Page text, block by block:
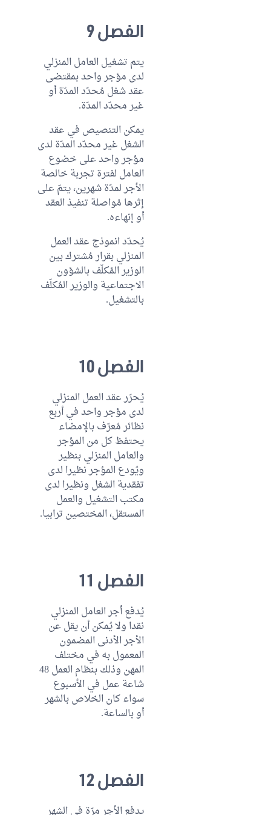
الفصل 9
يتم تشغيل العامل المنزلي
لدى مؤجر واحد بمقتضى
عقد شغل مُحدّد المدّة أو
غير محدّد المدّة.
يمكن التنصيص في عقد
الشغل غير محدّد المدّة لدى
مؤجر واحد على خضوع
العامل لفترة تجربة خالصة
الأجر لمدّة شهرين، يتمّ على
إثرها مُواصلة تنفيذ العقد
أو إنهاءه.
يُحدّد انموذج عقد العمل
المنزلي بقرار مُشترك بين
الوزير المُكلّف بالشؤون
الاجتماعية والوزير المُكلّف
بالتشغيل.
الفصل 10
يُحرّر عقد العمل المنزلي
لدى مؤجر واحد في أربع
نظائر مُعرّف بالإمضاء
يحتفظ كل من المؤجر
والعامل المنزلي بنظير
ويُودع المؤجر نظيرا لدى
تفقدية الشغل ونظيرا لدى
مكتب التشغيل والعمل
المستقل، المختصين ترابيا.
الفصل 11
يُدفع أجر العامل المنزلي
نقدا ولا يُمكن أن يقل عن
الأجر الأدنى المضمون
المعمول به في مختلف
المهن وذلك بنظام العمل 48
شاعة عمل في الأسبوع
سواء كان الخلاص بالشهر
أو بالساعة.
الفصل 12
يدفع الأجر مرّة في الشهر